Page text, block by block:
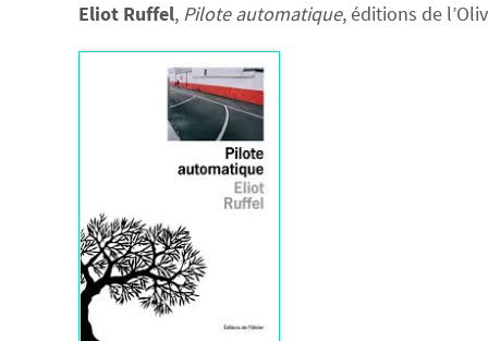
Eliot Ruffel, Pilote automatique, éditions de